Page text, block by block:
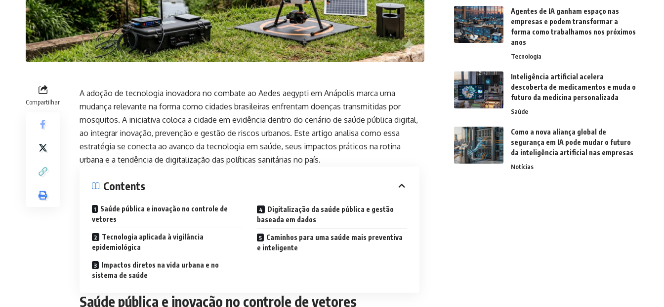
Compartilhar
A adoção de tecnologia inovadora no combate ao Aedes aegypti em Anápolis marca uma
mudança relevante na forma como cidades brasileiras enfrentam doenças transmitidas por
mosquitos. A iniciativa coloca a cidade em evidência dentro do cenário de saúde pública digital,
ao integrar inovação, prevenção e gestão de riscos urbanos. Este artigo analisa como essa
estratégia se conecta ao avanço da tecnologia em saúde, seus impactos práticos na rotina
urbana e a tendência de digitalização das políticas sanitárias no país.
Contents
Saúde pública e inovação no controle de
vetores
Tecnologia aplicada à vigilância
epidemiológica
Impactos diretos na vida urbana e no
sistema de saúde
Digitalização da saúde pública e gestão
baseada em dados
Caminhos para uma saúde mais preventiva
e inteligente
Saúde pública e inovação no controle de vetores
Agentes de IA ganham espaço nas
empresas e podem transformar a
forma como trabalhamos nos próximos
anos
Tecnologia
Inteligência artificial acelera
descoberta de medicamentos e muda o
futuro da medicina personalizada
Saúde
Como a nova aliança global de
segurança em IA pode mudar o futuro
da inteligência artificial nas empresas
Notícias